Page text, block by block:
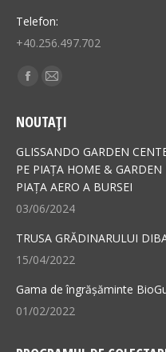
Telefon:
+40.256.497.702
Find us on:
Facebook
opens
in
new
window
Mail
opens
in
new
window
NOUTAȚI
GLISSANDO GARDEN
PE PIAȚA HOME &
PIAȚA AERO A BURSEI
03/06/2024
TRUSA GRĂDINARULUI
15/04/2022
Gama de îngrășăminte
01/02/2022